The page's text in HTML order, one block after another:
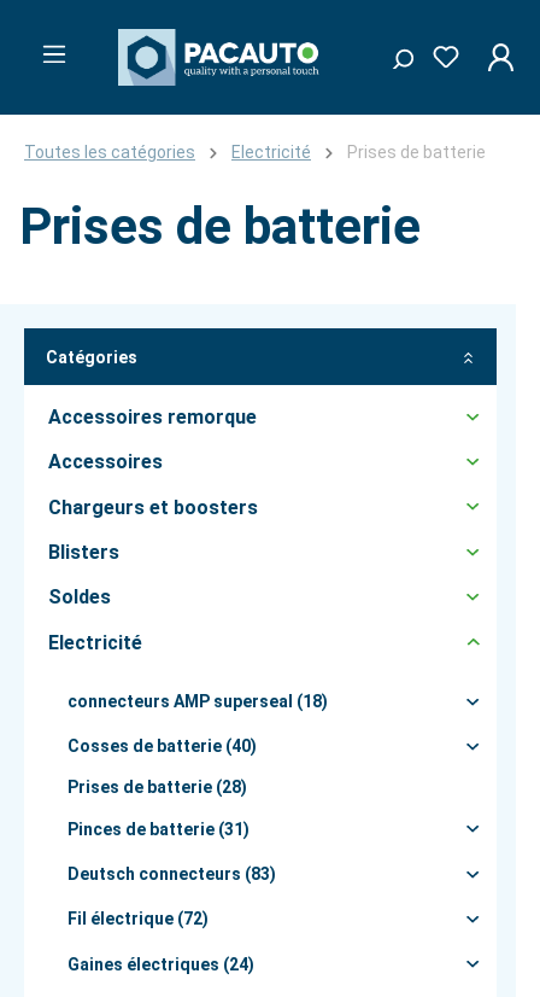
Toutes les catégories Electricité Prises de batterie
Prises de batterie
Catégories
Accessoires remorque
Accessoires
Chargeurs et boosters
Blisters
Soldes
Electricité
connecteurs AMP superseal (18)
Cosses de batterie (40)
Prises de batterie (28)
Pinces de batterie (31)
Deutsch connecteurs (83)
Fil électrique (72)
Gaines électriques (24)